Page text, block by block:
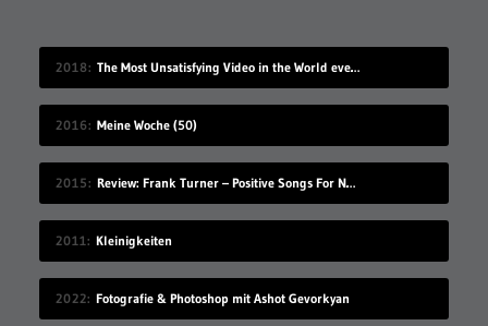
2018 The Most Unsatisfying Video in the World ever made – part 2
2016 Meine Woche (50)
2015 Review: Frank Turner – Positive Songs For Negative People
2011 Kleinigkeiten
2022 Fotografie & Photoshop mit Ashot Gevorkyan